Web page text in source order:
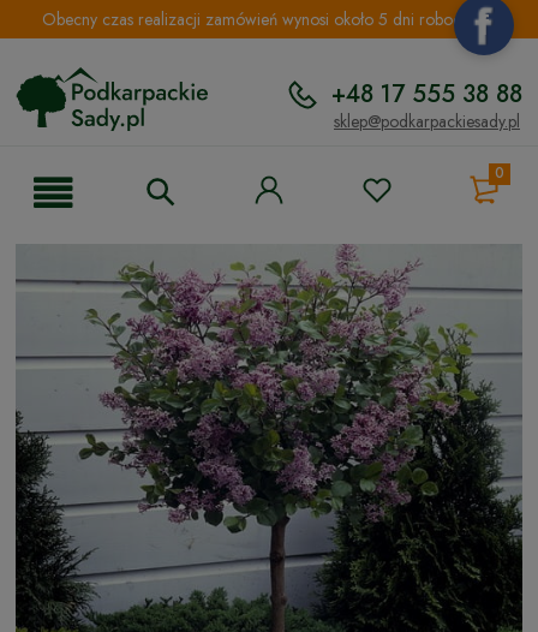
Obecny czas realizacji zamówień wynosi około 5 dni roboczych.
+48 17 555 38 88
sklep@podkarpackiesady.pl
0